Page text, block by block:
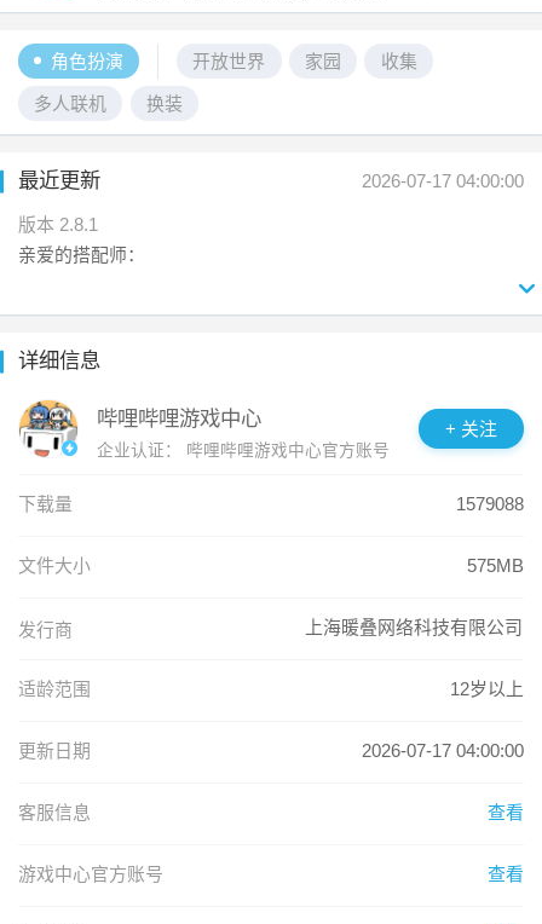
典的幻梦涌动，巨人文明的回音飘荡……启程吧，奔赴黄金之
乡的邀约，跟随轮回之印的指引，见证伊赞命运的终局！
面对未知的谜题与挑战，举起弓箭、邀伙伴协战、感悟新的能
带上灵感、勇气，与好奇。
植、采星、养鱼……这里不只是一座岛，更是以奇想力编织
【平台跳跃】每一次跃起，都是新的冒险
不同的能力组合解构关卡的精妙设计，在起落之间发现新的奥
钓鱼骑行，撸猫扑蝶，和路人一起躲雨，又或者开一局小游
戏......在这里，感受微风与鸟鸣，尽情享受无忧无虑的静谧时
与平行世界的暖暖相遇，共赴一场美好约定。摇铃轻响时，好
趣。
【换装染色】是世界的摄影家，也是调色师
角色扮演 开放世界 家园 收集
多人联机 换装
最近更新 2026-07-17 04:00:00
版本 2.8.1
亲爱的搭配师：
全新版本「黄金尘」现已推出！
【新主线】映照于天帷彼方
新区域主线任务「映照于天帷彼方」永久开放！
【新区域】磐城
全新大世界区域能力【初始·械控】解锁！
【新玩法】趣味游戏
列玩法上线！
※更多内容请前往官方相关公告查看。
详细信息
哔哩哔哩游戏中心
企业认证： 哔哩哔哩游戏中心官方账号
+ 关注
下载量 1579088
文件大小 575MB
发行商 上海暖叠网络科技有限公司
适龄范围 12岁以上
更新日期 2026-07-17 04:00:00
客服信息 查看
游戏中心官方账号 查看